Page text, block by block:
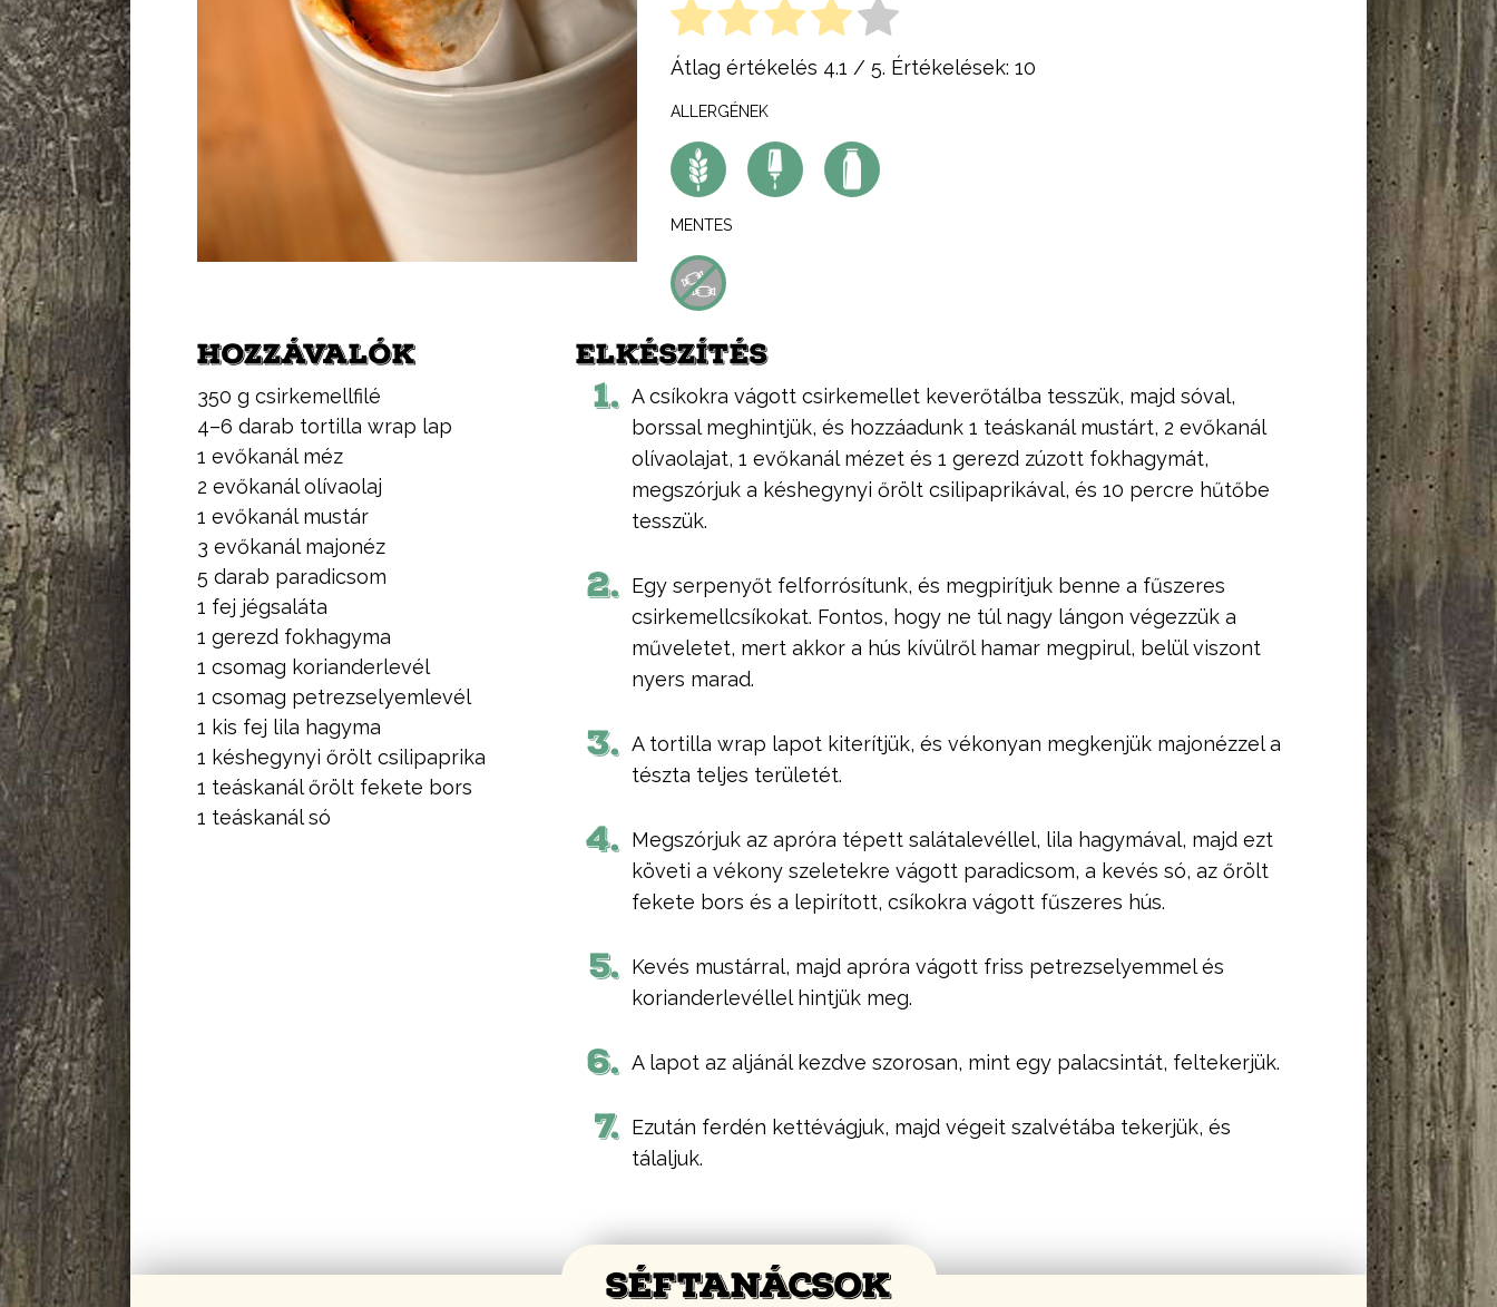
Átlag értékelés 4.1 / 5. Értékelések: 10
ALLERGÉNEK
MENTES
HOZZÁVALÓK
350 g csirkemellfilé
4–6 darab tortilla wrap lap
1 evőkanál méz
2 evőkanál olívaolaj
1 evőkanál mustár
3 evőkanál majonéz
5 darab paradicsom
1 fej jégsaláta
1 gerezd fokhagyma
1 csomag korianderlevél
1 csomag petrezselyemlevél
1 kis fej lila hagyma
1 késhegynyi őrölt csilipaprika
1 teáskanál őrölt fekete bors
1 teáskanál só
ELKÉSZÍTÉS
1. A csíkokra vágott csirkemellet keverőtálba tesszük, majd sóval,
borssal meghintjük, és hozzáadunk 1 teáskanál mustárt, 2 evőkanál
olívaolajat, 1 evőkanál mézet és 1 gerezd zúzott fokhagymát,
megszórjuk a késhegynyi őrölt csilipaprikával, és 10 percre hűtőbe
tesszük.
2. Egy serpenyőt felforrósítunk, és megpirítjuk benne a fűszeres
csirkemellcsíkokat. Fontos, hogy ne túl nagy lángon végezzük a
műveletet, mert akkor a hús kívülről hamar megpirul, belül viszont
nyers marad.
3. A tortilla wrap lapot kiterítjük, és vékonyan megkenjük majonézzel a
tészta teljes területét.
4. Megszórjuk az apróra tépett salátalevéllel, lila hagymával, majd ezt
követi a vékony szeletekre vágott paradicsom, a kevés só, az őrölt
fekete bors és a lepirított, csíkokra vágott fűszeres hús.
5. Kevés mustárral, majd apróra vágott friss petrezselyemmel és
korianderlevéllel hintjük meg.
6. A lapot az aljánál kezdve szorosan, mint egy palacsintát, feltekerjük.
7. Ezután ferdén kettévágjuk, majd végeit szalvétába tekerjük, és
tálaljuk.
SÉFTANÁCSOK